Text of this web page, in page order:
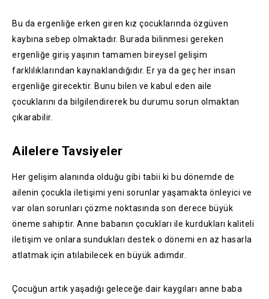
Bu da ergenliğe erken giren kız çocuklarında özgüven
kaybına sebep olmaktadır. Burada bilinmesi gereken
ergenliğe giriş yaşının tamamen bireysel gelişim
farklılıklarından kaynaklandığıdır. Er ya da geç her insan
ergenliğe girecektir. Bunu bilen ve kabul eden aile
çocuklarını da bilgilendirerek bu durumu sorun olmaktan
çıkarabilir.
Ailelere Tavsiyeler
Her gelişim alanında olduğu gibi tabii ki bu dönemde de
ailenin çocukla iletişimi yeni sorunlar yaşamakta önleyici ve
var olan sorunları çözme noktasında son derece büyük
öneme sahiptir. Anne babanın çocukları ile kurdukları kaliteli
iletişim ve onlara sundukları destek o dönemi en az hasarla
atlatmak için atılabilecek en büyük adımdır.
Çocuğun artık yaşadığı geleceğe dair kaygıları anne baba